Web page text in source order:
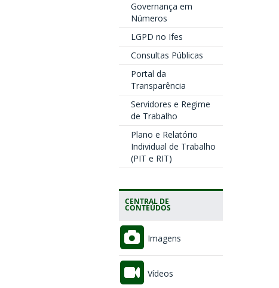
Governança em
Números
LGPD no Ifes
Consultas Públicas
Portal da
Transparência
Servidores e Regime
de Trabalho
Plano e Relatório
Individual de Trabalho
(PIT e RIT)
CENTRAL DE
CONTEÚDOS
Imagens
Vídeos